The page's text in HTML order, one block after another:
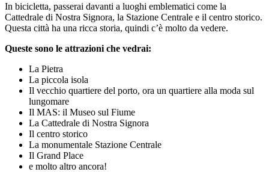
In bicicletta, passerai davanti a luoghi emblematici come la
Cattedrale di Nostra Signora, la Stazione Centrale e il centro storico.
Questa città ha una ricca storia, quindi c’è molto da vedere.
Queste sono le attrazioni che vedrai:
La Pietra
La piccola isola
Il vecchio quartiere del porto, ora un quartiere alla moda sul
lungomare
Il MAS: il Museo sul Fiume
La Cattedrale di Nostra Signora
Il centro storico
La monumentale Stazione Centrale
Il Grand Place
e molto altro ancora!